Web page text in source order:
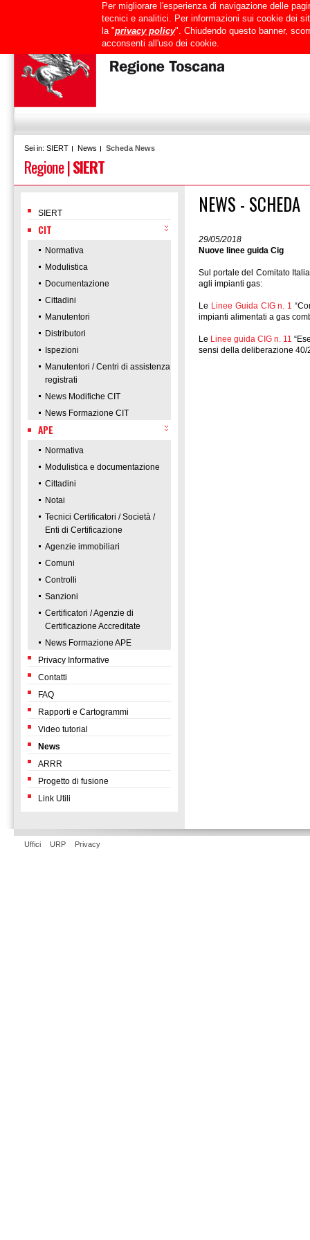
Mappa del sito RTRT Intranet
Sei in: SIERT News Scheda News
Regione|SIERT
SIERT
CIT
Normativa
Modulistica
Documentazione
Cittadini
Manutentori
Distributori
Ispezioni
Manutentori / Centri di assistenza
registrati
News Modifiche CIT
News Formazione CIT
APE
Normativa
Modulistica e documentazione
Cittadini
Notai
Tecnici Certificatori / Società /
Enti di Certificazione
Agenzie immobiliari
Comuni
Controlli
Sanzioni
Certificatori / Agenzie di
Certificazione Accreditate
News Formazione APE
Privacy Informative
Contatti
FAQ
Rapporti e Cartogrammi
Video tutorial
News
ARRR
Progetto di fusione
Link Utili
NEWS - SCHEDA
29/05/2018
Nuove linee guida Cig
Sul portale del Comitato
agli impianti gas:
Le Linee Guida CIG n. 1
impianti alimentati a gas
Le Linee guida CIG n. 11
sensi della deliberazione 40/
Uffici URP Privacy
Per migliorare l'esperienza di navigazione delle
tecnici e analitici. Per informazioni sui cookie dei
la "privacy policy". Chiudendo questo banner,
acconsenti all'uso dei cookie.